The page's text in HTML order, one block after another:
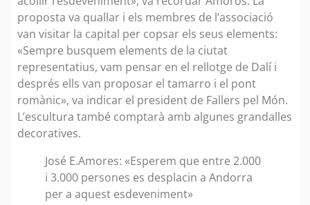
proposta va quallar i els membres de l’associació
van visitar la capital per copsar els seus elements:
«Sempre busquem elements de la ciutat
representatius, vam pensar en el rellotge de Dalí i
després ells van proposar el tamarro i el pont
romànic», va indicar el president de Fallers pel Món.
L’escultura també comptarà amb algunes grandalles
decoratives.
José E.Amores: «Esperem que entre 2.000
i 3.000 persones es desplacin a Andorra
per a aquest esdeveniment»